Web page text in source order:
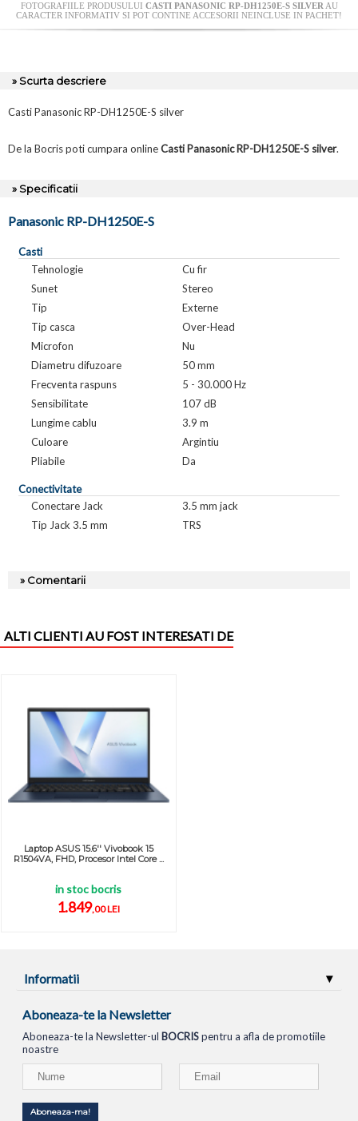
FOTOGRAFIILE PRODUSULUI CASTI PANASONIC RP-DH1250E-S SILVERAU
CARACTER INFORMATIV SI POT CONTINE ACCESORII NEINCLUSE IN PACHET!
» Scurta descriere
Casti Panasonic RP-DH1250E-S silver
De la Bocris poti cumpara onlineCasti Panasonic RP-DH1250E-S silver.
» Specificatii
Panasonic RP-DH1250E-S
Casti
Tehnologie
Cu fir
Sunet
Stereo
Tip
Externe
Tip casca
Over-Head
Microfon
Nu
Diametru difuzoare
50 mm
Frecventa raspuns
5 - 30.000 Hz
Sensibilitate
107 dB
Lungime cablu
3.9 m
Culoare
Argintiu
Pliabile
Da
Conectivitate
Conectare Jack
3.5 mm jack
Tip Jack 3.5 mm
TRS
» Comentarii
ALTI CLIENTI AU FOST INTERESATI DE
Laptop ASUS 15.6'' Vivobook 15
R1504VA, FHD, Procesor Intel Core ...
in stoc bocris
1.849,00 LEI
Informatii
Aboneaza-te la Newsletter
Aboneaza-te la Newsletter-ul BOCRISpentru a afla de promotiile
noastre
Aboneaza-ma!